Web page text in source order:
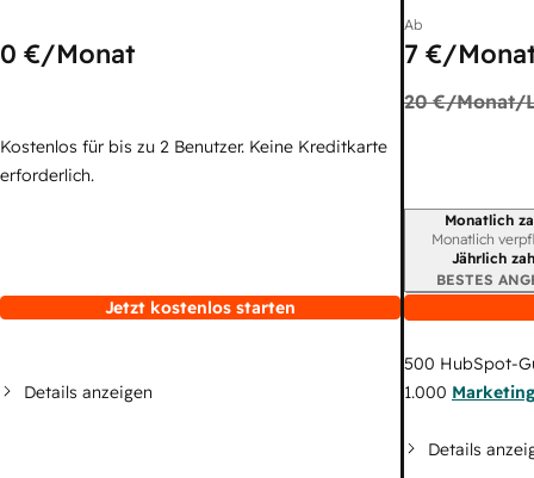
0 €/Monat
Kostenlos für bis zu 2 Benutzer. Keine Kreditkarte
erforderlich.
Jetzt kostenlos starten
Details anzeigen
Ab
7 €/
20 €/Monat/
Monatlich
Monatlich
Jährlich
BESTES
500 HubSpot-
1.000
Details